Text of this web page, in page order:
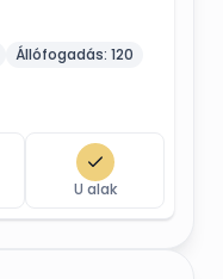
Állófogadás: 120
U alak